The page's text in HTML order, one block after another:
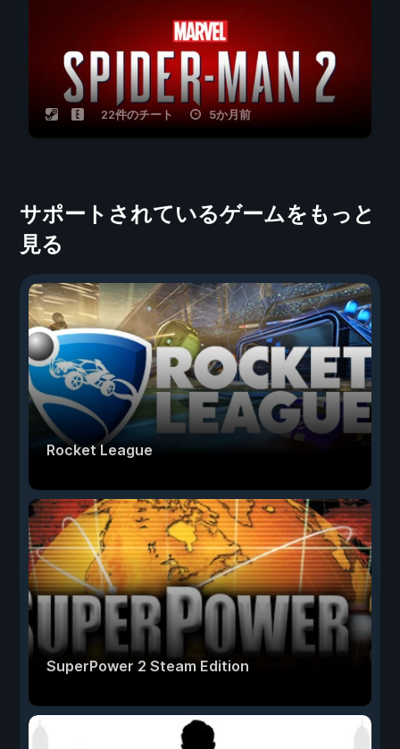
22件のチート 5か月前
サポートされているゲームをもっと
見る
Rocket League
SuperPower 2 Steam Edition